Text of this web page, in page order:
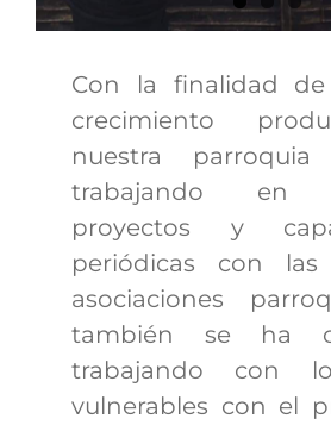
Con la finalidad
crecimiento
nuestra
trabajando en
proyectos y
periódicas con las
asociaciones
también se ha
trabajando con
vulnerables con el